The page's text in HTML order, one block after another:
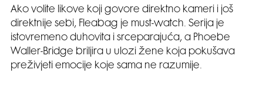
Ako volite likove koji govore direktno kameri i još
direktnije sebi, Fleabag je must-watch. Serija je
istovremeno duhovita i srceparajuća, a Phoebe
Waller-Bridge briljira u ulozi žene koja pokušava
preživjeti emocije koje sama ne razumije.